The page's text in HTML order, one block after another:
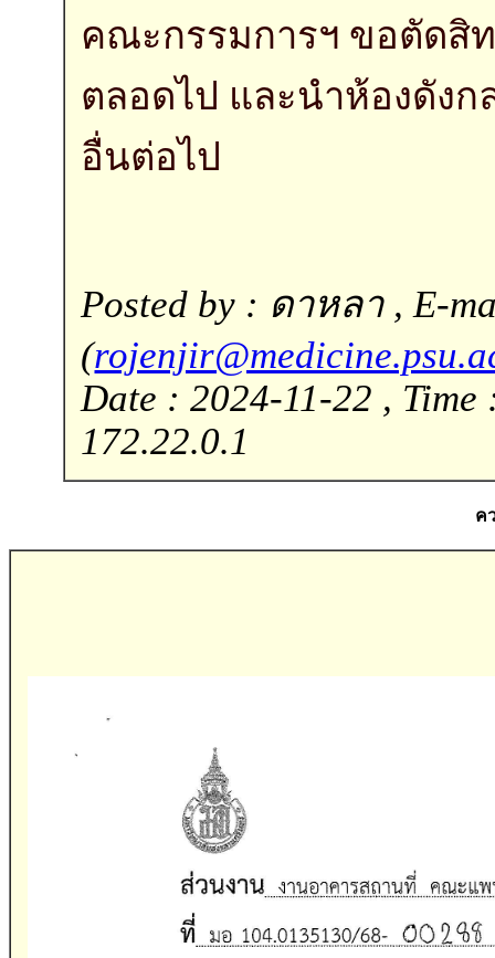
คณะกรรมการฯ ขอตัดสิ
ตลอดไป และนำห้องดัง
อื่นต่อไป
Posted by : ดาหลา , E-
(
Date : 2024-11-22 ,
172.22.0.1
ค